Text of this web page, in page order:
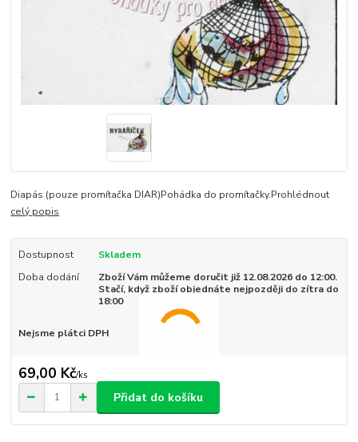
Diapás (pouze promítačka DIAR)Pohádka do promítačky.Prohlédnout
celý popis
Dostupnost
Skladem
Doba dodání
Zboží Vám můžeme doručit již 12.08.2026 do 12:00.
Stačí, když zboží objednáte nejpozději do zítra do
18:00
Nejsme plátci DPH
69,00 Kč/ks
Přidat do košíku